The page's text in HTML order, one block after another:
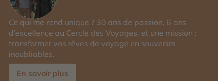
Ce qui me rend unique ? 30 ans de passion, 6 ans
d’excellence au Cercle des Voyages, et une mission :
transformer vos rêves de voyage en souvenirs
inoubliables.
En savoir plus